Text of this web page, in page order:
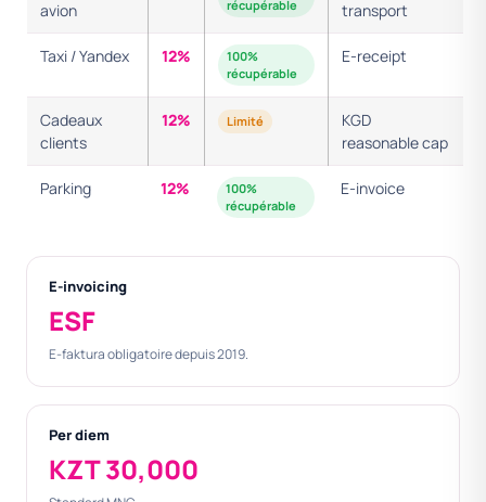
avion
récupérable
transport
Taxi / Yandex 12%
100%
récupérable
E-receipt
Cadeaux
clients
12% Limité
KGD
reasonable cap
Parking 12%
100%
récupérable
E-invoice
E-invoicing
ESF
E-faktura obligatoire depuis 2019.
Per diem
KZT 30,000